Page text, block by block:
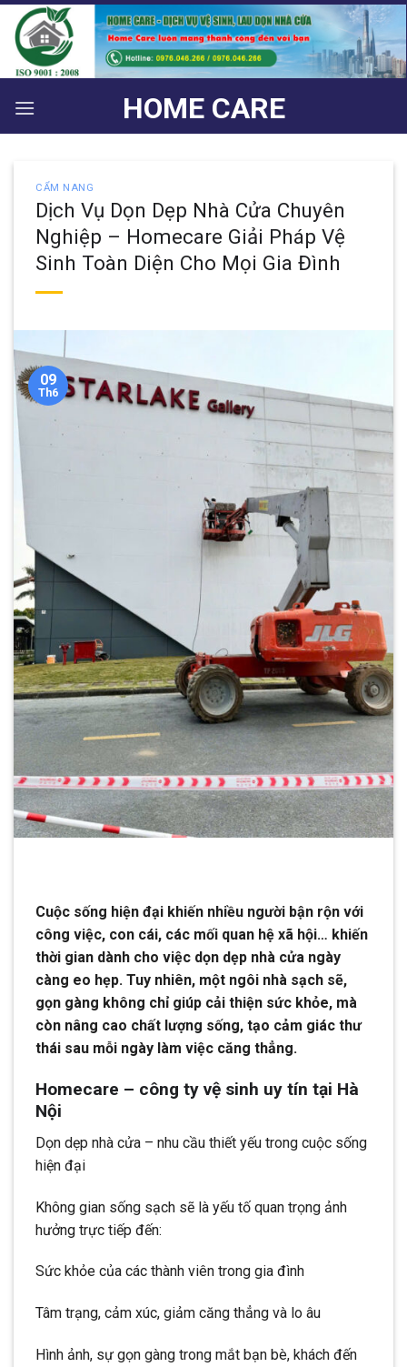
Bỏ
qua
nội
dung
HOME CARE
CẨM NANG
Dịch Vụ Dọn Dẹp Nhà Cửa Chuyên
Nghiệp – Homecare Giải Pháp Vệ
Sinh Toàn Diện Cho Mọi Gia Đình
09
Th6
Cuộc sống hiện đại khiến nhiều người bận rộn với
công việc, con cái, các mối quan hệ xã hội… khiến
thời gian dành cho việc dọn dẹp nhà cửa ngày
càng eo hẹp. Tuy nhiên, một ngôi nhà sạch sẽ,
gọn gàng không chỉ giúp cải thiện sức khỏe, mà
còn nâng cao chất lượng sống, tạo cảm giác thư
thái sau mỗi ngày làm việc căng thẳng.
Homecare – công ty vệ sinh uy tín tại Hà
Nội
Dọn dẹp nhà cửa – nhu cầu thiết yếu trong cuộc sống
hiện đại
Không gian sống sạch sẽ là yếu tố quan trọng ảnh
hưởng trực tiếp đến:
Sức khỏe của các thành viên trong gia đình
Tâm trạng, cảm xúc, giảm căng thẳng và lo âu
Hình ảnh, sự gọn gàng trong mắt bạn bè, khách đến